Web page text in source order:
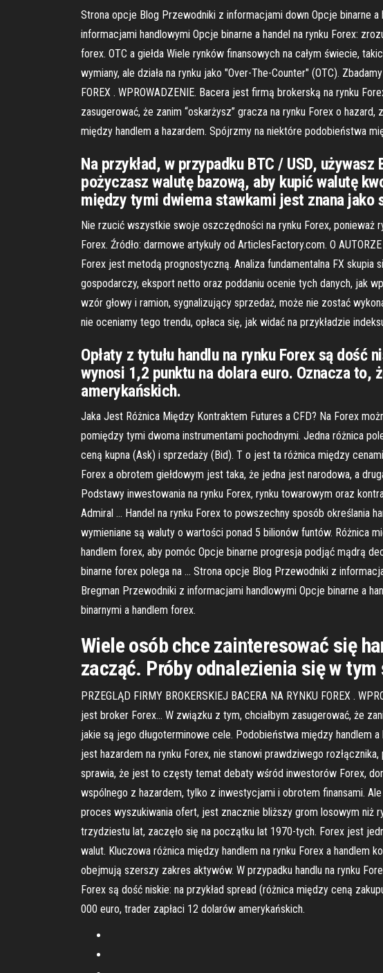
Strona opcje Blog Przewodniki z informacjami down Opcje binarne
informacjami handlowymi Opcje binarne a handel na rynku Forex:
forex. OTC a giełda Wiele rynków finansowych na całym świecie,
wymiany, ale działa na rynku jako "Over-The-Counter" (OTC).
FOREX . WPROWADZENIE. Bacera jest firmą brokerską na rynku
zasugerować, że zanim “oskarżysz” gracza na rynku Forex o
między handlem a hazardem. Spójrzmy na niektóre podobieństwa
Na przykład, w przypadku BTC / USD,
pożyczasz walutę bazową, aby kupić walutę
między tymi dwiema stawkami jest znana jako
Nie rzucić wszystkie swoje oszczędności na rynku Forex, ponieważ
Forex. Źródło: darmowe artykuły od ArticlesFactory.com. O
Forex jest metodą prognostyczną. Analiza fundamentalna FX
gospodarczy, eksport netto oraz poddaniu ocenie tych danych, jak
wzór głowy i ramion, sygnalizujący sprzedaż, może nie zostać
nie oceniamy tego trendu, opłaca się, jak widać na przykładzie
Opłaty z tytułu handlu na rynku Forex są
wynosi 1,2 punktu na dolara euro. Oznacza
amerykańskich.
Jaka Jest Różnica Między Kontraktem Futures a CFD? Na Forex
pomiędzy tymi dwoma instrumentami pochodnymi. Jedna różnica
ceną kupna (Ask) i sprzedaży (Bid). T o jest ta różnica między
Forex a obrotem giełdowym jest taka, że jedna jest narodowa, a
Podstawy inwestowania na rynku Forex, rynku towarowym oraz
Admiral … Handel na rynku Forex to powszechny sposób określania
wymieniane są waluty o wartości ponad 5 bilionów funtów. Różnica
handlem forex, aby pomóc Opcje binarne progresja podjąć mądrą
binarne forex polega na … Strona opcje Blog Przewodniki z
Bregman Przewodniki z informacjami handlowymi Opcje binarne a
binarnymi a handlem forex.
Wiele osób chce zainteresować się
zacząć. Próby odnalezienia się w
PRZEGLĄD FIRMY BROKERSKIEJ BACERA NA RYNKU FOREX .
jest broker Forex… W związku z tym, chciałbym zasugerować, że
jakie są jego długoterminowe cele. Podobieństwa między handlem
jest hazardem na rynku Forex, nie stanowi prawdziwego
sprawia, że jest to częsty temat debaty wśród inwestorów Forex,
wspólnego z hazardem, tylko z inwestycjami i obrotem finansami.
proces wyszukiwania ofert, jest znacznie bliższy grom losowym niż
trzydziestu lat, zaczęło się na początku lat 1970-tych. Forex jest
walut. Kluczowa różnica między handlem na rynku Forex a handlem
obejmują szerszy zakres aktywów. W przypadku handlu na rynku
Forex są dość niskie: na przykład spread (różnica między ceną
000 euro, trader zapłaci 12 dolarów amerykańskich.